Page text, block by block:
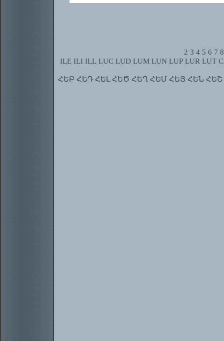
2 3 4 5 6 7 8
ILE ILI ILL LUC LUD LUM LUN LUP LUR LUT
ՀԵԲ ՀԵԴ ՀԵԼ ՀԵԾ ՀԵՂ ՀԵՄ ՀԵՅ ՀԵՆ ՀԵՇ